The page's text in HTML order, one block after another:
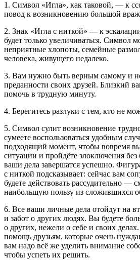
1. Символ «Игла», как таковой, — к
повод к возникновению большой
2. Знак «Игла с ниткой» — к
будет только увеличиваться. Символ
неприятные хлопоты, семейные
человека, живущего недалеко.
3. Вам нужно быть верным самому и
преданности своих друзей. Близкий
помочь в трудную минуту.
4. Берегитесь разлуки с тем, кто не
5. Символ сулит возникновение
сумеете воспользоваться удобным
подходящий момент, чтобы вовремя
ситуации и пройдёте злоключения
ваши дела завершатся успешно.
с ниткой подсказывает: сейчас вам
будете действовать рассудительно —
наибольшую пользу из сложившихся
6. Все ваши личные дела отойдут на
и забот о других людях. Вы будете
о других, нежели о себе и своих
помощь друзьям, которые очень
вам надо всё же уделить внимание
чтобы успеть их решить.